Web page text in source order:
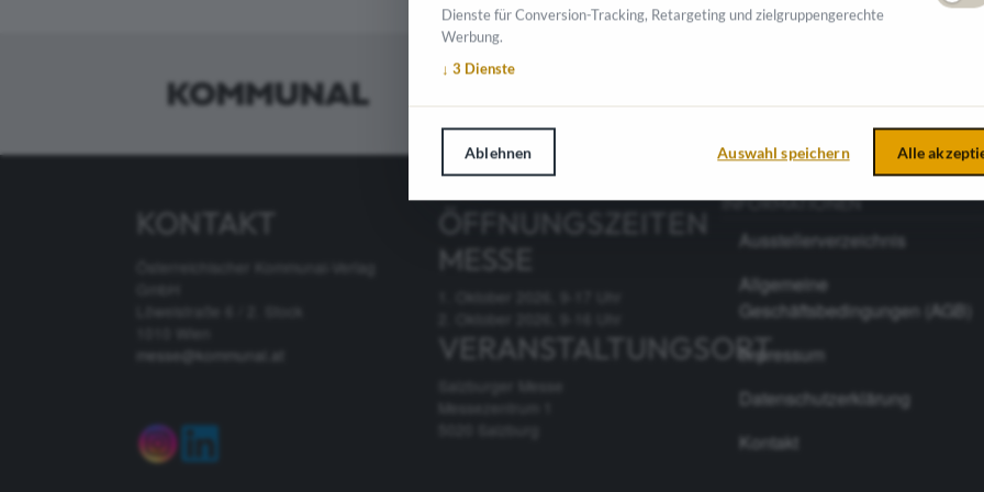
KONTAKT
Löwelstraße 6 / 2. Stock
messe@kommunal.at
ÖFFNUNGSZEITEN
MESSE
VERANSTALTUNGSORT
INFORMATIONEN
Ausstellerverzeichnis
Allgemeine
Geschäftsbedingungen (AGB)
Impressum
Datenschutzerklärung
Kontakt
Dienste für Conversion-Tracking, Retargeting und zielgruppengerechte
Werbung.
↓ 3 Dienste
Ablehnen Auswahl speichern Alle